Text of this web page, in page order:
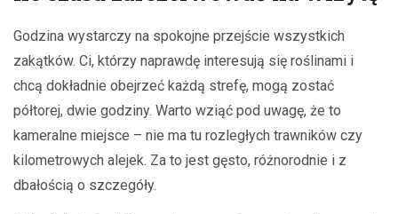
Godzina wystarczy na spokojne przejście wszystkich
zakątków. Ci, którzy naprawdę interesują się roślinami i
chcą dokładnie obejrzeć każdą strefę, mogą zostać
półtorej, dwie godziny. Warto wziąć pod uwagę, że to
kameralne miejsce – nie ma tu rozległych trawników czy
kilometrowych alejek. Za to jest gęsto, różnorodnie i z
dbałością o szczegóły.